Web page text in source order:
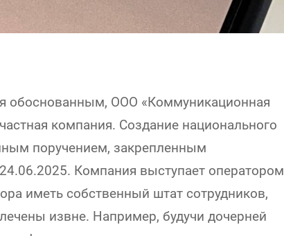
обоснованным, ООО «Коммуникационная
компания. Создание национального
поручением, закрепленным
Компания выступает оператором
иметь собственный штат сотрудников,
извне. Например, будучи дочерней